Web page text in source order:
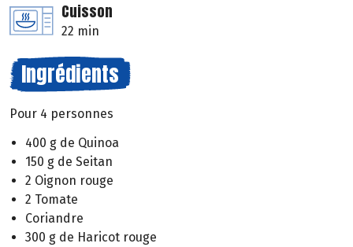
Cuisson
22 min
Ingrédients
Pour 4 personnes
400 g de Quinoa
150 g de Seitan
2 Oignon rouge
2 Tomate
Coriandre
300 g de Haricot rouge